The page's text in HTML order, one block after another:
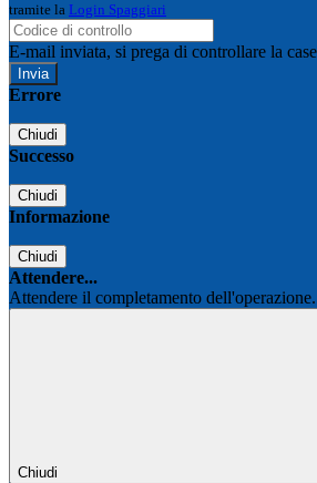
tramite la Login Spaggiari
E-mail inviata, si prega di controllare la
Errore
Chiudi
Successo
Chiudi
Informazione
Chiudi
Attendere...
Attendere il completamento
Chiudi